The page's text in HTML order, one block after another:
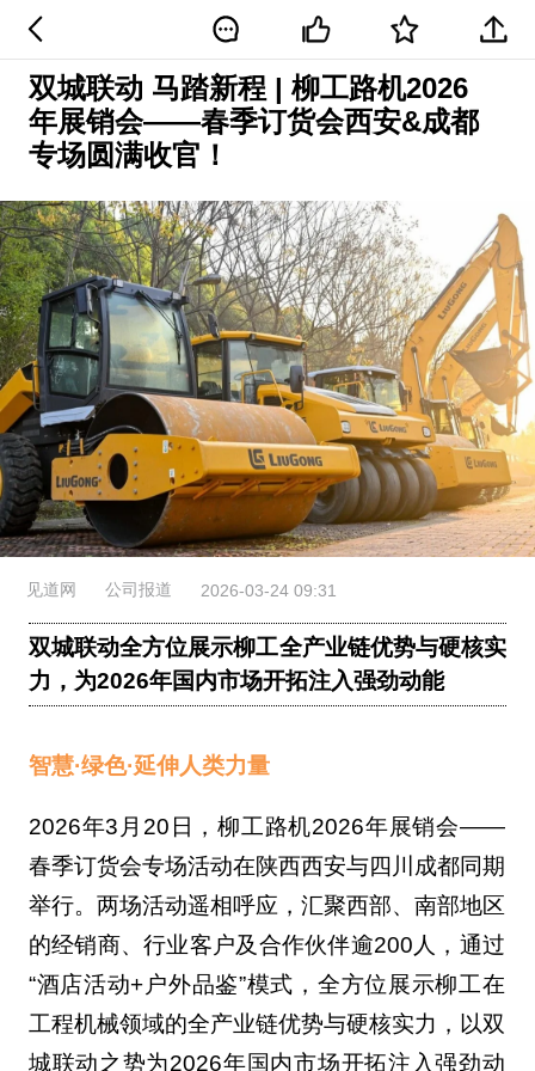
双城联动 马踏新程 | 柳工路机2026
年展销会——春季订货会西安&成都
专场圆满收官！
见道网 公司报道 2026-03-24 09:31
双城联动全方位展示柳工全产业链优势与硬核实
力，为2026年国内市场开拓注入强劲动能
智慧·绿色·延伸人类力量
2026年3月20日，柳工路机2026年展销会——
春季订货会专场活动在陕西西安与四川成都同期
举行。两场活动遥相呼应，汇聚西部、南部地区
的经销商、行业客户及合作伙伴逾200人，通过
“酒店活动+户外品鉴”模式，全方位展示柳工在
工程机械领域的全产业链优势与硬核实力，以双
城联动之势为2026年国内市场开拓注入强劲动